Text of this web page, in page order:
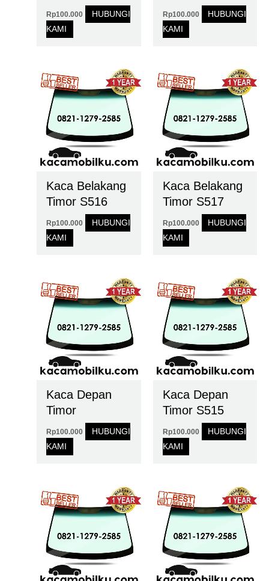
Rp100.000
HUBUNGI
KAMI
Rp100.000
HUBUNGI
KAMI
Kaca Belakang
Timor S516
Rp100.000
HUBUNGI
KAMI
Kaca Belakang
Timor S517
Rp100.000
HUBUNGI
KAMI
Kaca Depan
Timor
Rp100.000
HUBUNGI
KAMI
Kaca Depan
Timor S515
Rp100.000
HUBUNGI
KAMI